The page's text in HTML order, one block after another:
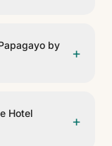
tumbonas.
by
+
Hotel
+